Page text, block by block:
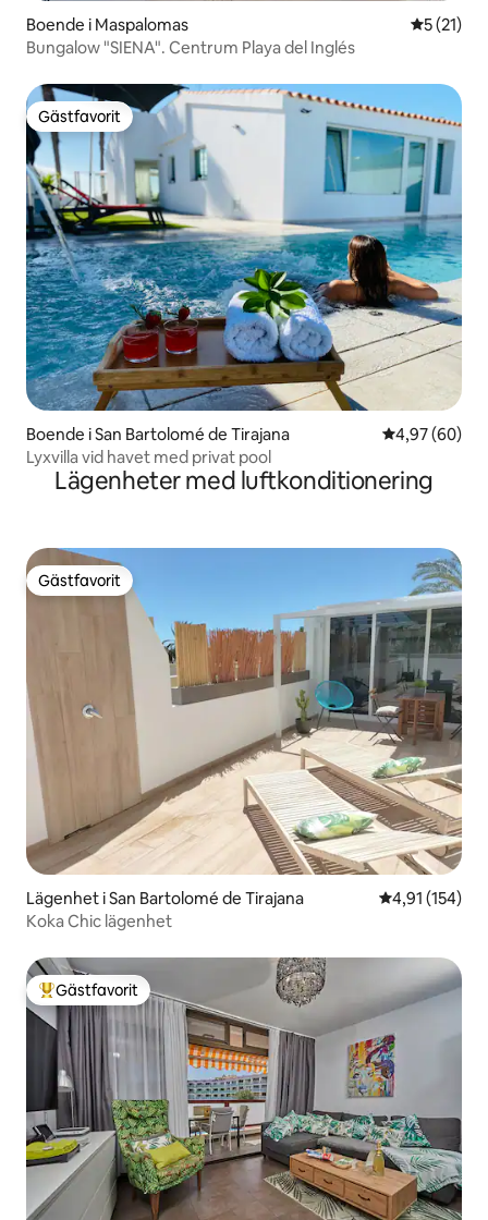
Boende i Maspalomas 5 av 5 i
5 (21)
Bungalow "SIENA". Centrum Playa del Inglés
Gästfavorit
Gästfavorit
Boende i San Bartolomé de Tirajana 4,97 av 5 i
4,97 (60)
Lyxvilla vid havet med privat pool
Lägenheter med luftkonditionering
Gästfavorit
Gästfavorit
Lägenhet i San Bartolomé de Tirajana 4,91 av 5 i
4,91 (154)
Koka Chic lägenhet
Populär gästfavorit
Gästfavorit